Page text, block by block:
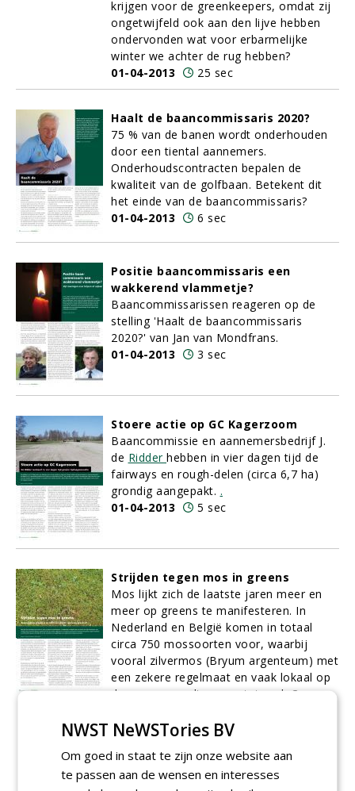
krijgen voor de greenkeepers, omdat zij
ongetwijfeld ook aan den lijve hebben
ondervonden wat voor erbarmelijke
winter we achter de rug hebben?
01-04-2013
25 sec
Haalt de baancommissaris 2020?
75 % van de banen wordt onderhouden
door een tiental aannemers.
Onderhoudscontracten bepalen de
kwaliteit van de golfbaan. Betekent dit
het einde van de baancommissaris?
01-04-2013
6 sec
Positie baancommissaris een
wakkerend vlammetje?
Baancommissarissen reageren op de
stelling 'Haalt de baancommissaris
2020?' van Jan van Mondfrans.
01-04-2013
3 sec
Stoere actie op GC Kagerzoom
Baancommissie en aannemersbedrijf J.
de Ridder hebben in vier dagen tijd de
fairways en rough-delen (circa 6,7 ha)
grondig aangepakt. .
01-04-2013
5 sec
Strijden tegen mos in greens
Mos lijkt zich de laatste jaren meer en
meer op greens te manifesteren. In
Nederland en België komen in totaal
circa 750 mossoorten voor, waarbij
vooral zilvermos (Bryum argenteum) met
een zekere regelmaat en vaak lokaal op
de greens wordt geconstateerd. Casper
artikel in op het voorkómen en
op greens.
01-04-2013
13 sec
NWST NeWSTories BV
Om goed in staat te zijn onze website aan
te passen aan de wensen en interesses